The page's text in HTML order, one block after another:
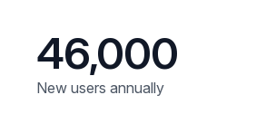
New users annually
46,000